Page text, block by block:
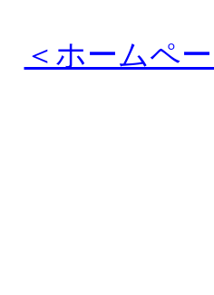
＜ホームペ